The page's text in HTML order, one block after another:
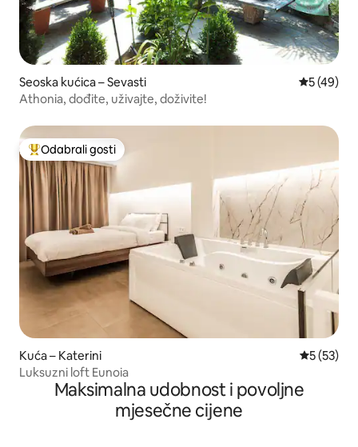
Seoska kućica – Sevasti Prosječna
5 (49)
Athonia, dođite, uživajte, doživite!
Među najviše rangiranima s oznakom „Odabrali gosti”
Odabrali gosti
Kuća – Katerini Prosječna
5 (53)
Luksuzni loft Eunoia
Maksimalna udobnost i povoljne
mjesečne cijene